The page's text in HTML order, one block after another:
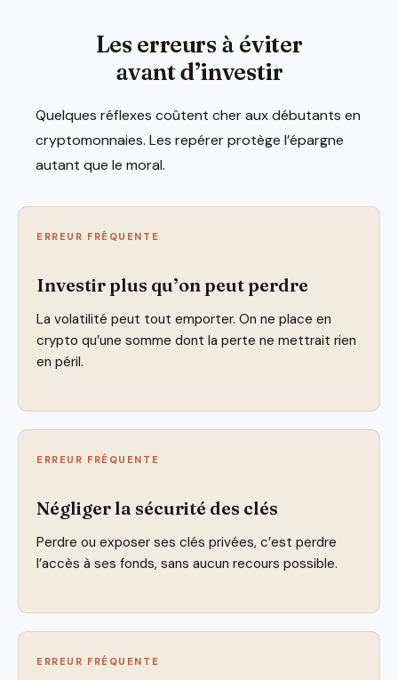
Les erreurs à éviter
avant d’investir
Quelques réflexes coûtent cher aux débutants en
cryptomonnaies. Les repérer protège l’épargne
autant que le moral.
ERREUR FRÉQUENTE
Investir plus qu’on peut perdre
La volatilité peut tout emporter. On ne place en
crypto qu’une somme dont la perte ne mettrait rien
en péril.
ERREUR FRÉQUENTE
Négliger la sécurité des clés
Perdre ou exposer ses clés privées, c’est perdre
l’accès à ses fonds, sans aucun recours possible.
ERREUR FRÉQUENTE